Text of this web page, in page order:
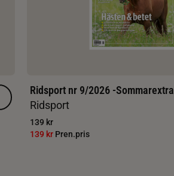
Ridsport nr 9/2026 -Sommarextra
Ridsport
139 kr
139 kr Pren.pris